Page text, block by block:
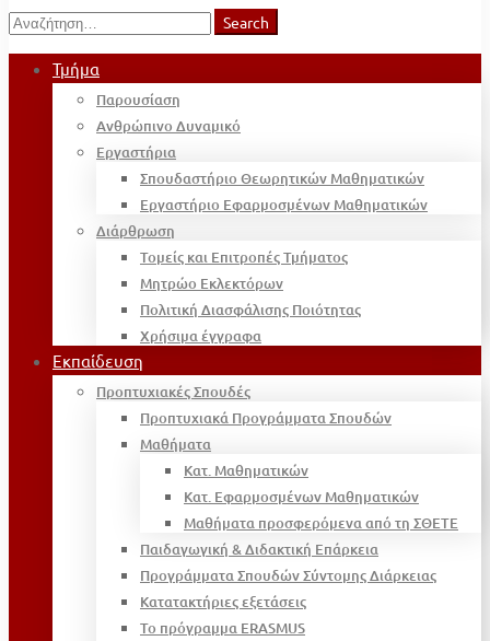
Search
for:
Search
Τμήμα
Παρουσίαση
Ανθρώπινο Δυναμικό
Εργαστήρια
Σπουδαστήριο Θεωρητικών Μαθηματικών
Εργαστήριο Εφαρμοσμένων Μαθηματικών
Διάρθρωση
Τομείς και Επιτροπές Τμήματος
Μητρώο Εκλεκτόρων
Πολιτική Διασφάλισης Ποιότητας
Χρήσιμα έγγραφα
Εκπαίδευση
Προπτυχιακές Σπουδές
Προπτυχιακά Προγράμματα Σπουδών
Μαθήματα
Κατ. Μαθηματικών
Κατ. Εφαρμοσμένων Μαθηματικών
Μαθήματα προσφερόμενα από τη ΣΘΕΤΕ
Παιδαγωγική & Διδακτική Επάρκεια
Προγράμματα Σπουδών Σύντομης Διάρκειας
Κατατακτήριες εξετάσεις
Το πρόγραμμα ERASMUS